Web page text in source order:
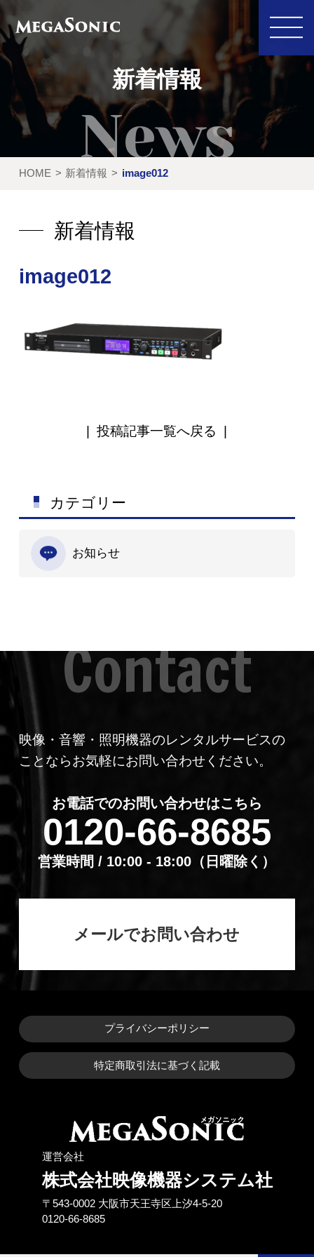
私たちにできること
イベント実績
レンタル製品
運営会社
新着情報
新着情報
HOME 新着情報 image012
新着情報
カテゴリー
お知らせ
image012
|投稿記事一覧へ戻る |
映像・音響・照明機器のレンタルサービスの
ことならお気軽にお問い合わせください。
お電話でのお問い合わせはこちら
0120-66-8685
営業時間 / 10:00 - 18:00（⽇曜除く）
メールでお問い合わせ
プライバシーポリシー
特定商取引法に基づく記載
運営会社
株式会社映像機器システム社
〒543-0002 ⼤阪市天王寺区上汐4-5-20
0120-66-8685